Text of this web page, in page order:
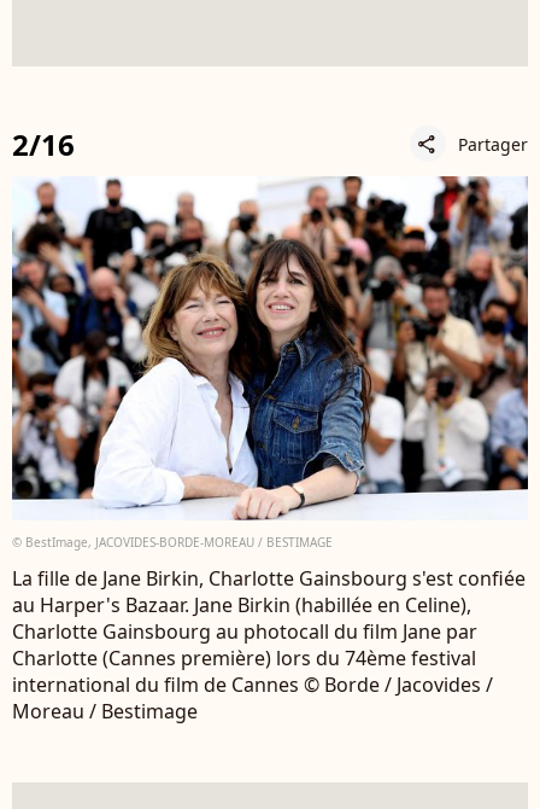
2/16 share Partager
© BestImage, JACOVIDES-BORDE-MOREAU / BESTIMAGE
La fille de Jane Birkin, Charlotte Gainsbourg s'est confiée
au Harper's Bazaar. Jane Birkin (habillée en Celine),
Charlotte Gainsbourg au photocall du film Jane par
Charlotte (Cannes première) lors du 74ème festival
international du film de Cannes © Borde / Jacovides /
Moreau / Bestimage